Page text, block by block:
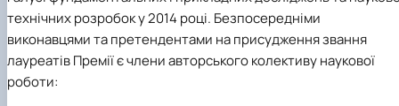
технічних розробок у 2014 році. Безпосередніми
виконавцями та претендентами на присудження звання
лауреатів Премії є члени авторського колективу наукової
роботи: